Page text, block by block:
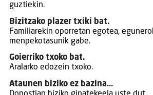
guztiekin.
Bizitzako plazer txiki bat.
Familiarekin oporretan egotea,
menpekotasunik gabe.
Goierriko txoko bat.
Aralarko edozein txoko.
Ataunen biziko ez bazina…